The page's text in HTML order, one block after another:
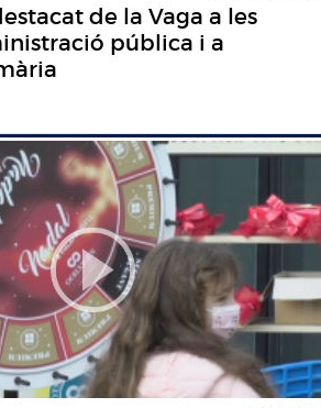
de la Vaga a les
pública i a